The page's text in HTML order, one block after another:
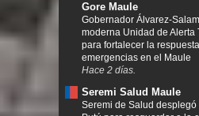
Gore Maule
Gobernador Álvarez-
moderna Unidad de Alerta
para fortalecer la
emergencias en el Maule
Hace 2 días.
Seremi Salud Maule
Seremi de Salud desplegó